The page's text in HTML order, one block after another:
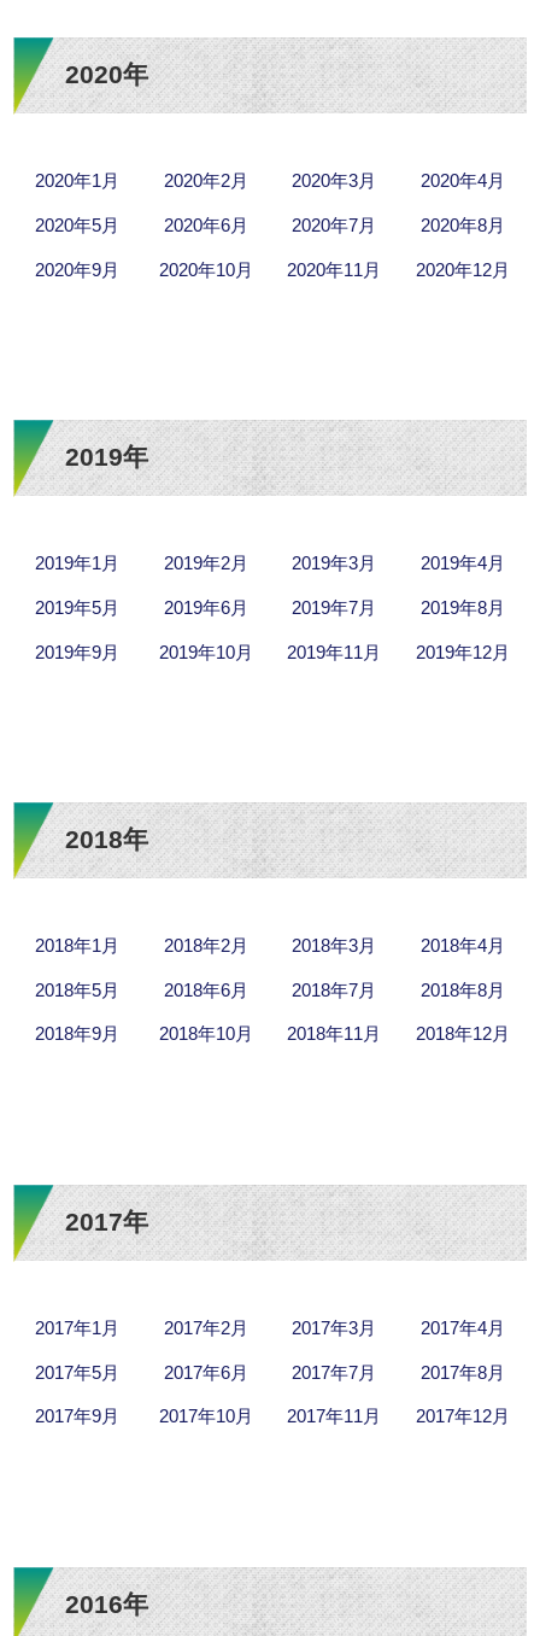
2020年
2020年1月 2020年2月 2020年3月 2020年4月
2020年5月 2020年6月 2020年7月 2020年8月
2020年9月 2020年10月 2020年11月 2020年12月
2019年
2019年1月 2019年2月 2019年3月 2019年4月
2019年5月 2019年6月 2019年7月 2019年8月
2019年9月 2019年10月 2019年11月 2019年12月
2018年
2018年1月 2018年2月 2018年3月 2018年4月
2018年5月 2018年6月 2018年7月 2018年8月
2018年9月 2018年10月 2018年11月 2018年12月
2017年
2017年1月 2017年2月 2017年3月 2017年4月
2017年5月 2017年6月 2017年7月 2017年8月
2017年9月 2017年10月 2017年11月 2017年12月
2016年